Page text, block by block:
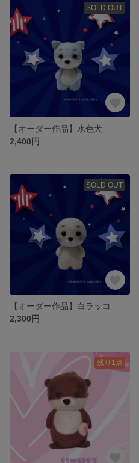
SOLD OUT
【オーダー作品】水色犬
2,400円
SOLD OUT
【オーダー作品】白ラッコ
2,300円
残り1点